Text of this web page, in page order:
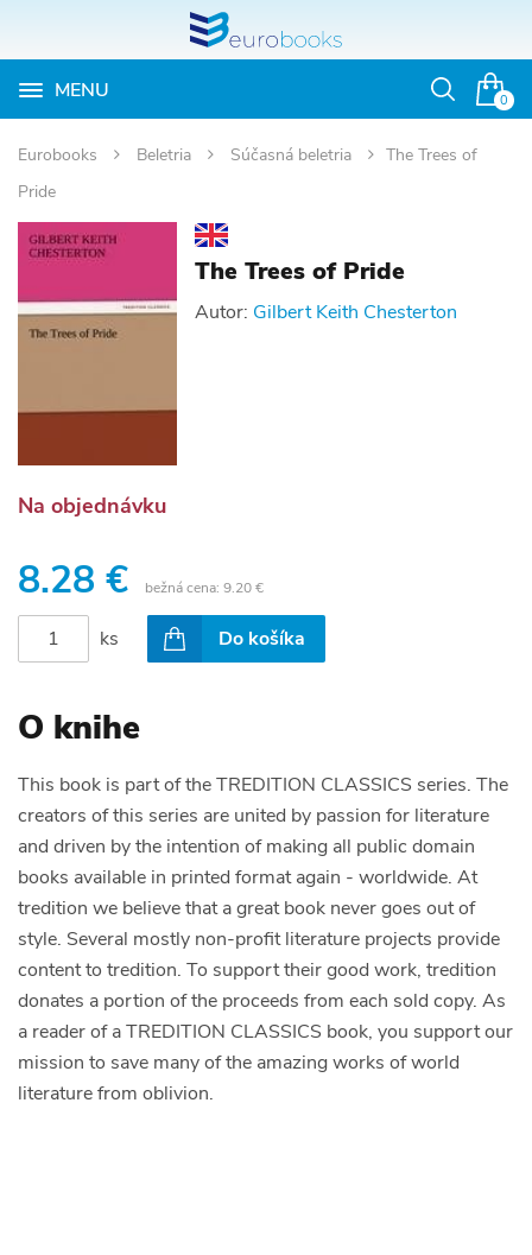
0
MENU
Otvoriť
Eurobooks Beletria Súčasná beletria
The Trees of
Pride
The Trees of Pride
Autor: Gilbert Keith Chesterton
Na objednávku
8.28 € bežná cena: 9.20 €
ks Do košíka
O knihe
This book is part of the TREDITION CLASSICS series. The
creators of this series are united by passion for literature
and driven by the intention of making all public domain
books available in printed format again - worldwide. At
tredition we believe that a great book never goes out of
style. Several mostly non-profit literature projects provide
content to tredition. To support their good work, tredition
donates a portion of the proceeds from each sold copy. As
a reader of a TREDITION CLASSICS book, you support our
mission to save many of the amazing works of world
literature from oblivion.